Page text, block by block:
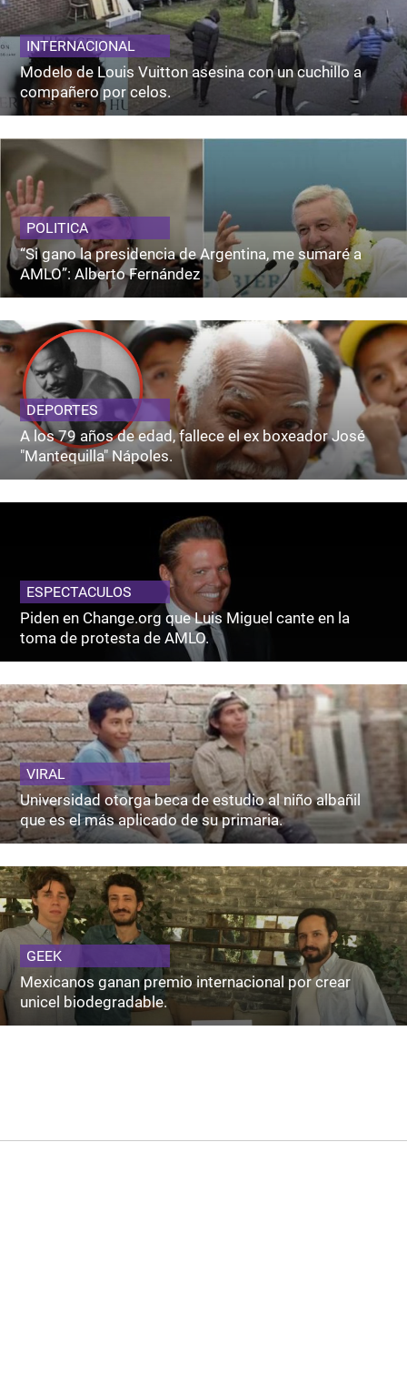
INTERNACIONAL
Modelo de Louis Vuitton asesina con un cuchillo a
compañero por celos.
POLITICA
“Si gano la presidencia de Argentina, me sumaré a
AMLO”: Alberto Fernández
DEPORTES
A los 79 años de edad, fallece el ex boxeador José
"Mantequilla" Nápoles.
ESPECTACULOS
Piden en Change.org que Luis Miguel cante en la
toma de protesta de AMLO.
VIRAL
Universidad otorga beca de estudio al niño albañil
que es el más aplicado de su primaria.
GEEK
Mexicanos ganan premio internacional por crear
unicel biodegradable.